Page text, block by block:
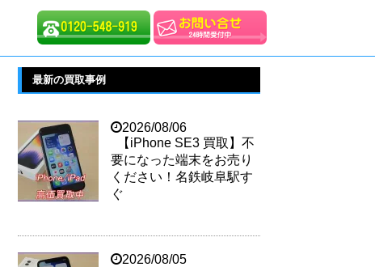
最新の買取事例
2026/08/06
【iPhone SE3 買取】不
要になった端末をお売り
ください！名鉄岐阜駅す
ぐ
2026/08/05